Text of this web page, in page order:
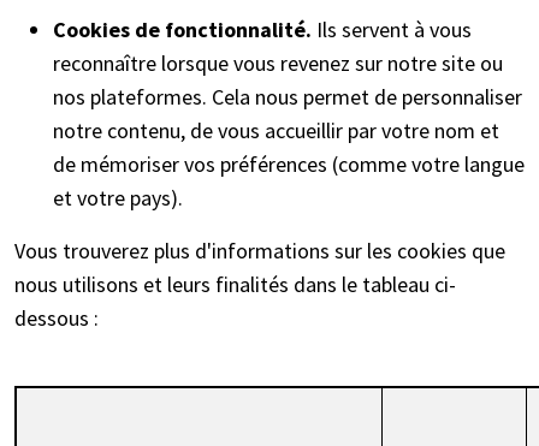
Cookies de fonctionnalité. Ils servent à vous
reconnaître lorsque vous revenez sur notre site ou
nos plateformes. Cela nous permet de personnaliser
notre contenu, de vous accueillir par votre nom et
de mémoriser vos préférences (comme votre langue
et votre pays).
Vous trouverez plus d'informations sur les cookies que
nous utilisons et leurs finalités dans le tableau ci-
dessous :